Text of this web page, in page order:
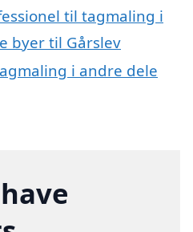
til tagmaling i
byer til Gårslev
i andre dele